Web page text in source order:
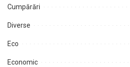
Cumpărări
Diverse
Eco
Economic